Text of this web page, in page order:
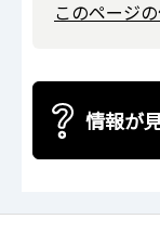
このページ
情報が